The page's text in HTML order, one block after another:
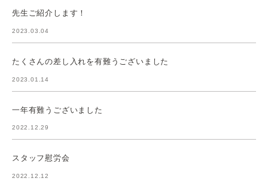
先生ご紹介します！
2023.03.04
たくさんの差し入れを有難うございました
2023.01.14
一年有難うございました
2022.12.29
スタッフ慰労会
2022.12.12